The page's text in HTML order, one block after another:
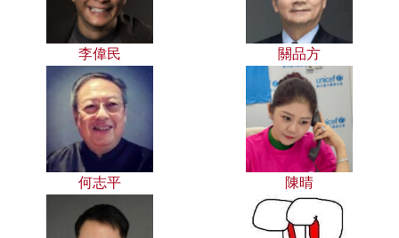
李偉民 關品方
何志平 陳晴